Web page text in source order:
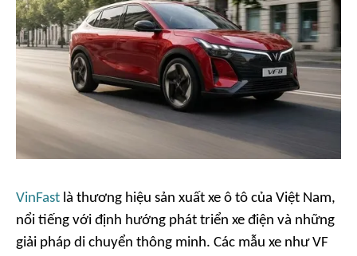
VinFast là thương hiệu sản xuất xe ô tô của Việt Nam,
nổi tiếng với định hướng phát triển xe điện và những
giải pháp di chuyển thông minh. Các mẫu xe như VF